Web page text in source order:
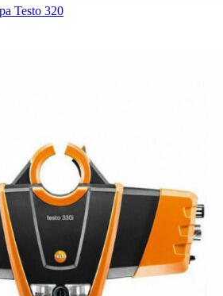
Testo 320